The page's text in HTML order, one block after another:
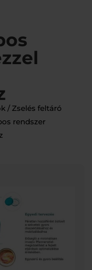
/ Zselés feltáró
rendszer